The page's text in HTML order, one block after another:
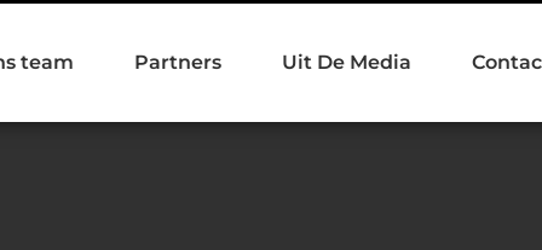
team Partners Uit De Media